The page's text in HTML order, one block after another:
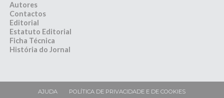
Autores
Contactos
Editorial
Estatuto Editorial
Ficha Técnica
História do Jornal
AJUDA POLÍTICA DE PRIVACIDADE E DE COOKIES